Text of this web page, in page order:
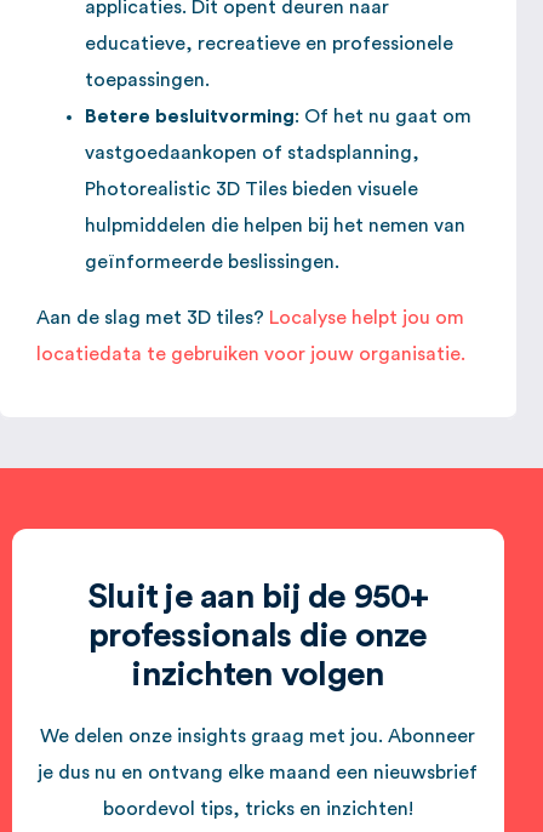
applicaties. Dit opent deuren naar
educatieve, recreatieve en professionele
toepassingen.
Betere besluitvorming: Of het nu gaat om
vastgoedaankopen of stadsplanning,
Photorealistic 3D Tiles bieden visuele
hulpmiddelen die helpen bij het nemen van
geïnformeerde beslissingen.
Aan de slag met 3D tiles? Localyse helpt jou om
locatiedata te gebruiken voor jouw organisatie.
Sluit je aan bij de 950+
professionals die onze
inzichten volgen
We delen onze insights graag met jou. Abonneer
je dus nu en ontvang elke maand een nieuwsbrief
boordevol tips, tricks en inzichten!